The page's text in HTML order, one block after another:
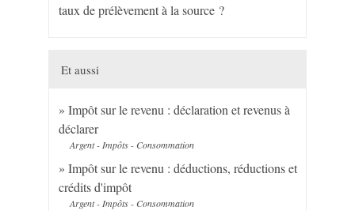
taux de prélèvement à la source ?
Et aussi
Impôt sur le revenu : déclaration et revenus à
déclarer
Argent - Impôts - Consommation
Impôt sur le revenu : déductions, réductions et
crédits d'impôt
Argent - Impôts - Consommation